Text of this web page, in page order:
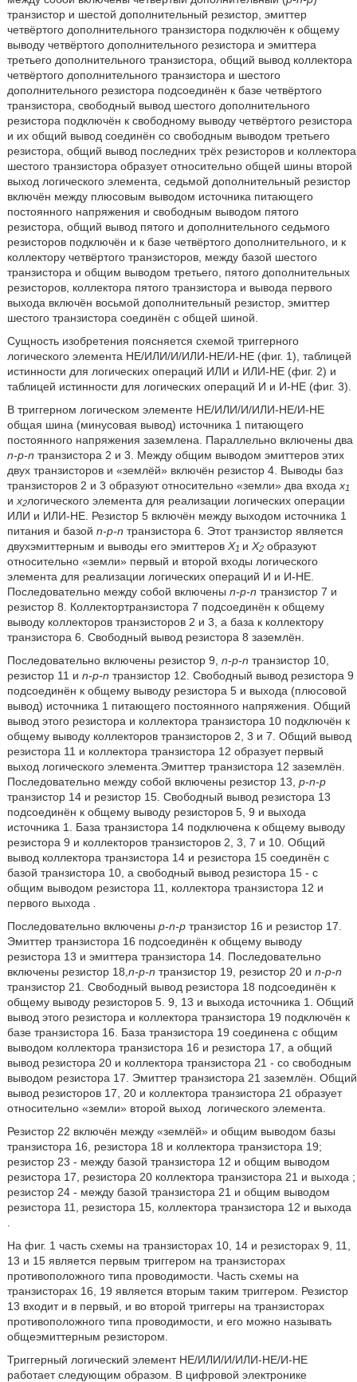
транзистор и шестой дополнительный резистор, эмиттер
четвёртого дополнительного транзистора подключён к общему
выводу четвёртого дополнительного резистора и эмиттера
третьего дополнительного транзистора, общий вывод коллектора
четвёртого дополнительного транзистора и шестого
дополнительного резистора подсоединён к базе четвёртого
транзистора, свободный вывод шестого дополнительного
резистора подключён к свободному выводу четвёртого резистора
и их общий вывод соединён со свободным выводом третьего
резистора, общий вывод последних трёх резисторов и коллектора
шестого транзистора образует относительно общей шины второй
выход логического элемента, седьмой дополнительный резистор
включён между плюсовым выводом источника питающего
постоянного напряжения и свободным выводом пятого
резистора, общий вывод пятого и дополнительного седьмого
резисторов подключён и к базе четвёртого дополнительного, и к
коллектору четвёртого транзисторов, между базой шестого
транзистора и общим выводом третьего, пятого дополнительных
резисторов, коллектора пятого транзистора и вывода первого
выхода включён восьмой дополнительный резистор, эмиттер
шестого транзистора соединён с общей шиной.
Сущность изобретения поясняется схемой триггерного
логического элемента НЕ/ИЛИ/И/ИЛИ-НЕ/И-НЕ (фиг. 1), таблицей
истинности для логических операций ИЛИ и ИЛИ-НЕ (фиг. 2) и
таблицей истинности для логических операций И и И-НЕ (фиг. 3).
В триггерном логическом элементе НЕ/ИЛИ/И/ИЛИ-НЕ/И-НЕ
общая шина (минусовая вывод) источника 1 питающего
постоянного напряжения заземлена. Параллельно включены два
n-p-n транзистора 2 и 3. Между общим выводом эмиттеров этих
двух транзисторов и «землёй» включён резистор 4. Выводы баз
транзисторов 2 и 3 образуют относительно «земли» два входа x1
и x2логического элемента для реализации логических операции
ИЛИ и ИЛИ-НЕ. Резистор 5 включён между выходом источника 1
питания и базой n-p-n транзистора 6. Этот транзистор является
двухэмиттерным и выводы его эмиттеров Х1 и Х2образуют
относительно «земли» первый и второй входы логического
элемента для реализации логических операций И и И-НЕ.
Последовательно между собой включены n-p-n транзистор 7 и
резистор 8. Коллектортранзистора 7 подсоединён к общему
выводу коллекторов транзисторов 2 и 3, а база к коллектору
транзистора 6. Свободный вывод резистора 8 заземлён.
Последовательно включены резистор 9, n-p-n транзистор 10,
резистор 11 и n-p-n транзистор 12. Свободный вывод резистора 9
подсоединён к общему выводу резистора 5 и выхода (плюсовой
вывод) источника 1 питающего постоянного напряжения. Общий
вывод этого резистора и коллектора транзистора 10 подключён к
общему выводу коллекторов транзисторов 2, 3 и 7. Общий вывод
резистора 11 и коллектора транзистора 12 образует первый
выход логического элемента.Эмиттер транзистора 12 заземлён.
Последовательно между собой включены резистор 13, p-n-p
транзистор 14 и резистор 15. Свободный вывод резистора 13
подсоединён к общему выводу резисторов 5, 9 и выхода
источника 1. База транзистора 14 подключена к общему выводу
резистора 9 и коллекторов транзисторов 2, 3, 7 и 10. Общий
вывод коллектора транзистора 14 и резистора 15 соединён с
базой транзистора 10, а свободный вывод резистора 15 - с
общим выводом резистора 11, коллектора транзистора 12 и
первого выхода
Последовательно включены p-n-pтранзистор 16 и резистор 17.
Эмиттер транзистора 16 подсоединён к общему выводу
резистора 13 и эмиттера транзистора 14. Последовательно
включены резистор 18, n-p-n транзистор 19, резистор 20 и n-p-n
транзистор 21. Свободный вывод резистора 18 подсоединён к
общему выводу резисторов 5. 9, 13 и выхода источника 1. Общий
вывод этого резистора и коллектора транзистора 19 подключён к
базе транзистора 16. База транзистора 19 соединена с общим
выводом коллектора транзистора 16 и резистора 17, а общий
вывод резистора 20 и коллектора транзистора 21 - со свободным
выводом резистора 17. Эмиттер транзистора 21 заземлён. Общий
вывод резисторов 17, 20 и коллектора транзистора 21 образует
относительно «земли» второй выход
логического элемента.
Резистор 22 включён между «землёй» и общим выводом базы
транзистора 16, резистора 18 и коллектора транзистора 19;
резистор 23 - между базой транзистора 12 и общим выводом
резистора 17, резистора 20 коллектора транзистора 21 и выхода ;
резистор 24 - между базой транзистора 21 и общим выводом
резистора 11, резистора 15, коллектора транзистора 12 и выхода
На фиг. 1 часть схемы на транзисторах 10, 14 и резисторах 9, 11,
13 и 15 является первым триггером на транзисторах
противоположного типа проводимости. Часть схемы на
транзисторах 16, 19 является вторым таким триггером. Резистор
13 входит и в первый, и во второй триггеры на транзисторах
противоположного типа проводимости, и его можно называть
общеэмиттерным резистором.
Триггерный логический элемент НЕ/ИЛИ/И/ИЛИ-НЕ/И-НЕ
работает следующим образом. В цифровой электронике